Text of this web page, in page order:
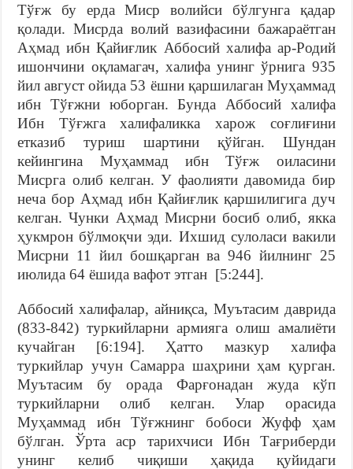
Тўғж бу ерда Миср волийси бўлгунга қадар
қолади. Мисрда волий вазифасини бажараётган
Аҳмад ибн Қайиғлик Аббосий халифа ар-Родий
ишончини оқламагач, халифа унинг ўрнига 935
йил август ойида 53 ёшни қаршилаган Муҳаммад
ибн Тўғжни юборган. Бунда Аббосий халифа
Ибн Тўғжга халифаликка харож соғлиғини
етказиб туриш шартини қўйган. Шундан
кейингина Муҳаммад ибн Тўғж оиласини
Мисрга олиб келган. У фаолияти давомида бир
неча бор Аҳмад ибн Қайиғлик қаршилигига дуч
келган. Чунки Аҳмад Мисрни босиб олиб, якка
ҳукмрон бўлмоқчи эди. Ихшид сулоласи вакили
Мисрни 11 йил бошқарган ва 946 йилнинг 25
июлида 64 ёшида вафот этган [5:244].
Аббосий халифалар, айниқса, Муътасим даврида
(833-842) туркийларни армияга олиш амалиёти
кучайган [6:194]. Ҳатто мазкур халифа
туркийлар учун Самарра шаҳрини ҳам қурган.
Муътасим бу орада Фарғонадан жуда кўп
туркийларни олиб келган. Улар орасида
Муҳаммад ибн Тўғжнинг бобоси Жуфф ҳам
бўлган. Ўрта аср тарихчиси Ибн Тағриберди
унинг келиб чиқиши ҳақида қуйидаги